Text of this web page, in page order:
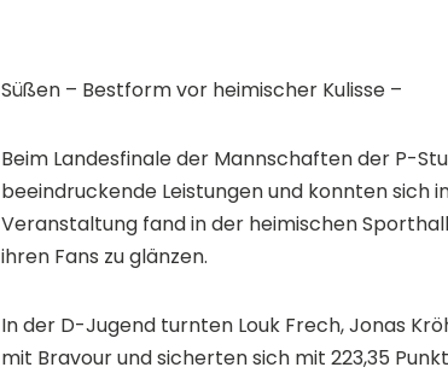
Süßen – Bestform vor heimischer Kulisse –
Beim Landesfinale der Mannschaften der P-
beeindruckende Leistungen und konnten sich
Veranstaltung fand in der heimischen
ihren Fans zu glänzen.
In der D-Jugend turnten Louk Frech, Jonas
mit Bravour und sicherten sich mit 223,35